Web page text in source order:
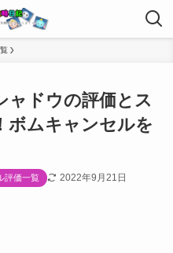
ャドウの評価とス
ボムキャンセルを
評価一覧
2022年9月21日